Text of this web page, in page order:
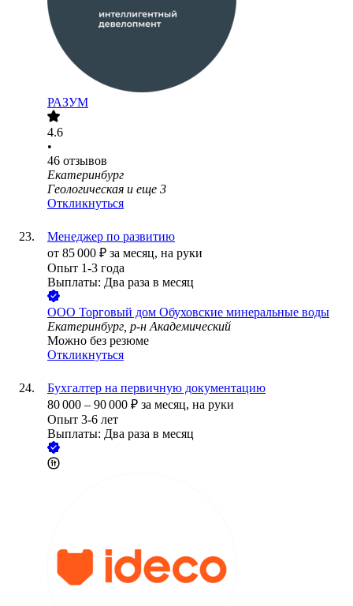
РАЗУМ
4.6
•
46 отзывов
Екатеринбург
Геологическая и еще 3
Откликнуться
Менеджер по развитию
от 85 000 ₽ за месяц, на руки
Опыт 1-3 года
Выплаты: Два раза в месяц
ООО Торговый дом Обуховские минеральные воды
Екатеринбург, р-н Академический
Можно без резюме
Откликнуться
Бухгалтер на первичную документацию
80 000 – 90 000 ₽ за месяц, на руки
Опыт 3-6 лет
Выплаты: Два раза в месяц